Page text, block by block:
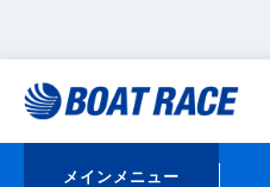
メインメニュー